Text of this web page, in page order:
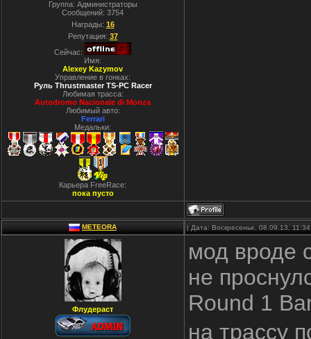
Группа: Администраторы
Сообщений: 3754
Награды: 16
Репутация: 37
Сейчас:
Имя:
Alexey Kazymov
Управление в гонках:
Руль Thrustmaster TS-PC Racer
Любимая трасса:
Autodromo Nacionale di Monza
Любимый авто:
Ferrari
Медальки:
Карьера FreeRace:
пока пусто
METEORA | Дата: Воскресенье, 08.09.13,
Флудераст
мод вроде
не
Round 1
на трассу